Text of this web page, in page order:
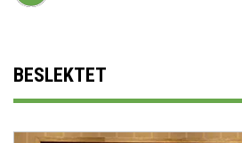
BESLEKTET